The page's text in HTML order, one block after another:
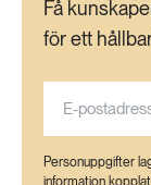
Få
för ett
Personuppgifter
information